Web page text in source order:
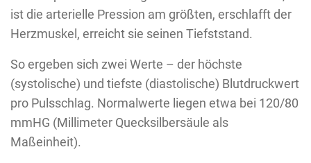
ist die arterielle Pression am größten, erschlafft der
Herzmuskel, erreicht sie seinen Tiefststand.
So ergeben sich zwei Werte – der höchste
(systolische) und tiefste (diastolische) Blutdruckwert
pro Pulsschlag. Normalwerte liegen etwa bei 120/80
mmHG (Millimeter Quecksilbersäule als
Maßeinheit).